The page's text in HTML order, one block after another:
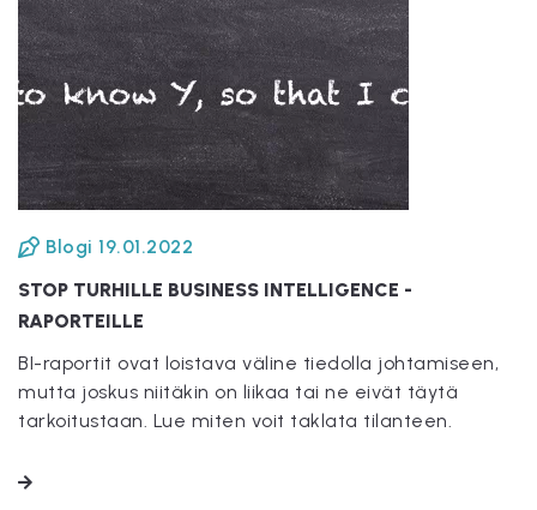
Blogi 19.01.2022
STOP TURHILLE BUSINESS INTELLIGENCE -
RAPORTEILLE
BI-raportit ovat loistava väline tiedolla johtamiseen,
mutta joskus niitäkin on liikaa tai ne eivät täytä
tarkoitustaan. Lue miten voit taklata tilanteen.
LUE LISÄÄ